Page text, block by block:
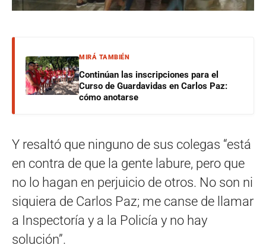
MIRÁ TAMBIÉN
Continúan las inscripciones para el
Curso de Guardavidas en Carlos Paz:
cómo anotarse
Y resaltó que ninguno de sus colegas “está
en contra de que la gente labure, pero que
no lo hagan en perjuicio de otros. No son ni
siquiera de Carlos Paz; me canse de llamar
a Inspectoría y a la Policía y no hay
solución”.